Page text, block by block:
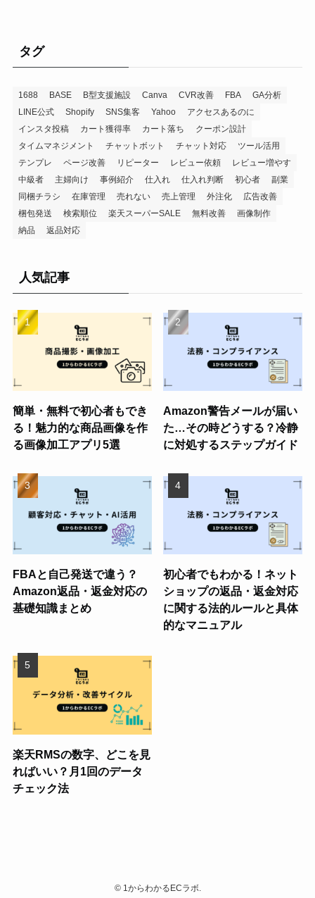
タグ
1688 BASE B型支援施設 Canva CVR改善 FBA
GA分析
LINE公式
Shopify SNS集客 Yahoo
アクセスあるのに
インスタ投稿
カート獲得率 カート落ち
クーポン設計
タイムマネジメント
チャットボット チャット対応
ツール活用
テンプレ
ページ改善 リピーター レビュー依頼
レビュー増やす
中級者
主婦向け 事例紹介 仕入れ 仕入れ判断 初心者
副業
同梱チラシ
在庫管理 売れない 売上管理 外注化
広告改善
梱包発送
検索順位 楽天スーパーSALE 無料改善
画像制作
納品
返品対応
人気記事
簡単・無料で初心者もでき
る！魅力的な商品画像を作
る画像加工アプリ5選
Amazon警告メールが届い
た…その時どうする？冷静
に対処するステップガイド
FBAと自己発送で違う？
Amazon返品・返金対応の
基礎知識まとめ
初心者でもわかる！ネット
ショップの返品・返金対応
に関する法的ルールと具体
的なマニュアル
楽天RMSの数字、どこを見
ればいい？月1回のデータ
チェック法
©1からわかるECラボ.